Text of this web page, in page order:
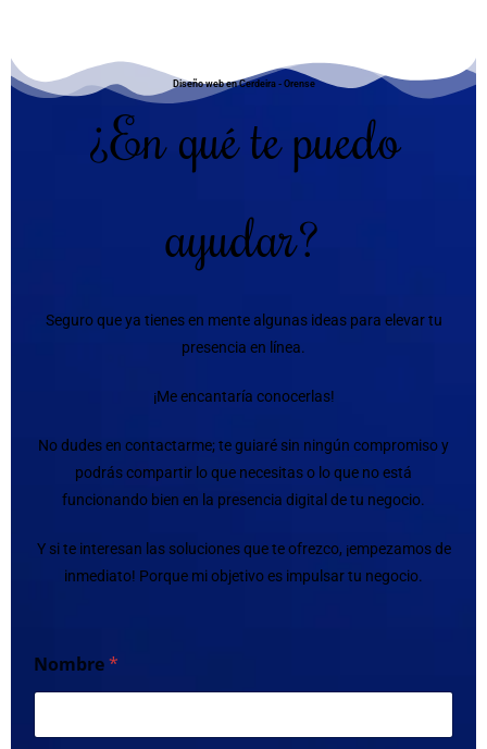
Diseño web en Cerdeira - Orense
¿En qué te puedo
ayudar?
Seguro que ya tienes en mente algunas ideas para elevar tu
presencia en línea.
¡Me encantaría conocerlas!
No dudes en contactarme; te guiaré sin ningún compromiso y
podrás compartir lo que necesitas o lo que no está
funcionando bien en la presencia digital de tu negocio.
Y si te interesan las soluciones que te ofrezco, ¡empezamos de
inmediato! Porque mi objetivo es impulsar tu negocio.
Nombre*